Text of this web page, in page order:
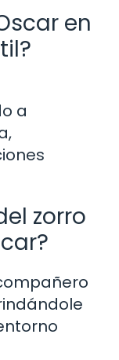
en
a
zorro